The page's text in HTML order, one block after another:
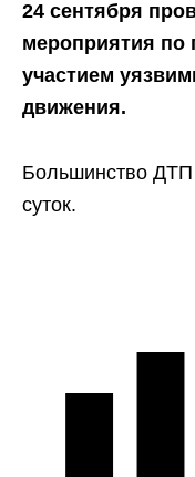
24 сентября
мероприятия
участием
движения.
Большинство ДТП
суток.